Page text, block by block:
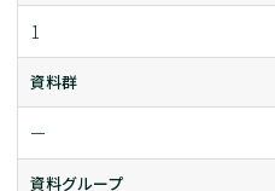
1
資料群
ー
資料グループ